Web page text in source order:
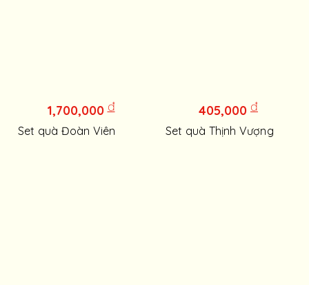
1,700,000 đ
Set quà Đoàn Viên
405,000 đ
Set quà Thịnh Vượng